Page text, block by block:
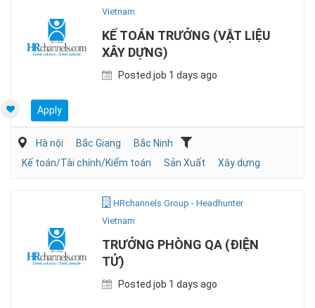
Vietnam
KẾ TOÁN TRƯỞNG (VẬT LIỆU
XÂY DỰNG)
Posted job 1 days ago
Apply
Hà nội Bắc Giang
Bắc Ninh
Kế toán/Tài chính/Kiểm toán
Sản Xuất Xây dựng
HRchannels Group - Headhunter
Vietnam
TRƯỞNG PHÒNG QA (ĐIỆN
TỬ)
Posted job 1 days ago